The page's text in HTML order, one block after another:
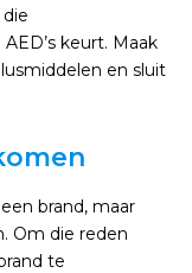
keurt. Maak
en sluit
brand, maar
Om die reden
te